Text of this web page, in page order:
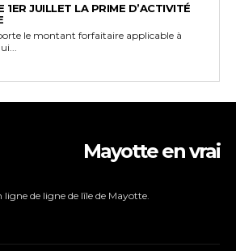
1ER JUILLET LA PRIME D’ACTIVITÉ
le montant forfaitaire applicable à
Mayotte en vrai
de ligne de lîle de Mayotte.